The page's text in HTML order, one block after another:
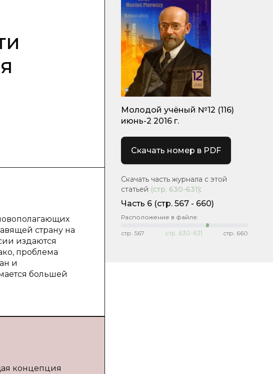
страну на
издаются
проблема
и
большей
концепция
Молодой учёный №12 (116)
июнь-2 2016 г.
Скачать номер в PDF
Скачать часть журнала с этой
статьей (стр. 630-631):
Часть 6 (cтр. 567 - 660)
Расположение в файле:
стр. 567 стр. 630-631 стр. 660